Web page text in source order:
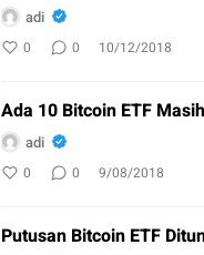
adi
0 0 10/12/2018
Ada 10 Bitcoin ETF
adi
0 0 9/08/2018
Putusan Bitcoin ETF